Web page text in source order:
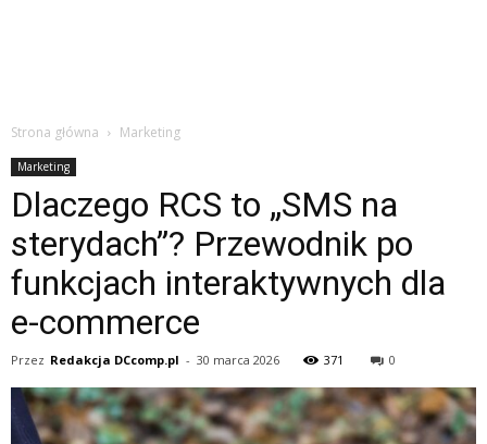
Strona główna Marketing
Marketing
Dlaczego RCS to „SMS na
sterydach”? Przewodnik po
funkcjach interaktywnych dla
e-commerce
Przez Redakcja DCcomp.pl - 30 marca 2026 371 0